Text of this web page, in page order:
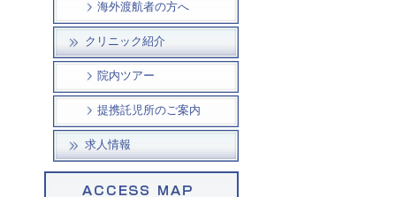
海外渡航者の方へ
クリニック紹介
院内ツアー
提携託児所のご案内
求人情報